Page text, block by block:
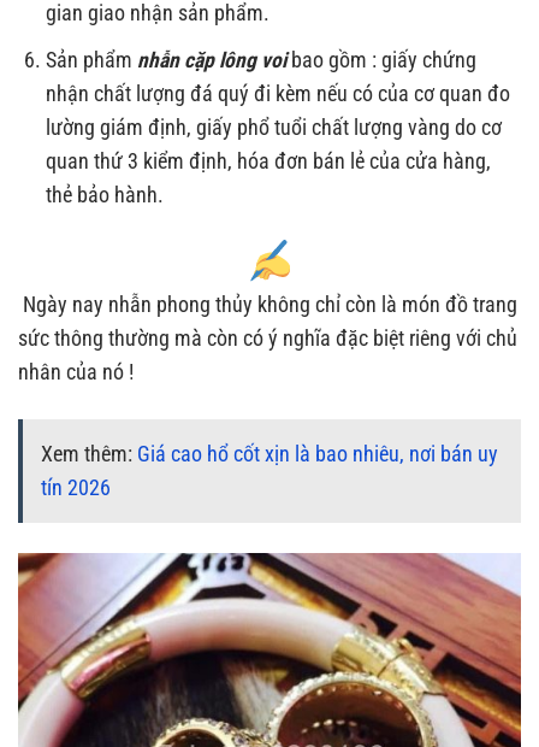
gian giao nhận sản phẩm.
Sản phẩm nhẫn cặp lông voi bao gồm : giấy chứng
nhận chất lượng đá quý đi kèm nếu có của cơ quan đo
lường giám định, giấy phổ tuổi chất lượng vàng do cơ
quan thứ 3 kiểm định, hóa đơn bán lẻ của cửa hàng,
thẻ bảo hành.
Ngày nay nhẫn phong thủy không chỉ còn là món đồ trang
sức thông thường mà còn có ý nghĩa đặc biệt riêng với chủ
nhân của nó !
Xem thêm: Giá cao hổ cốt xịn là bao nhiêu, nơi bán uy
tín 2026